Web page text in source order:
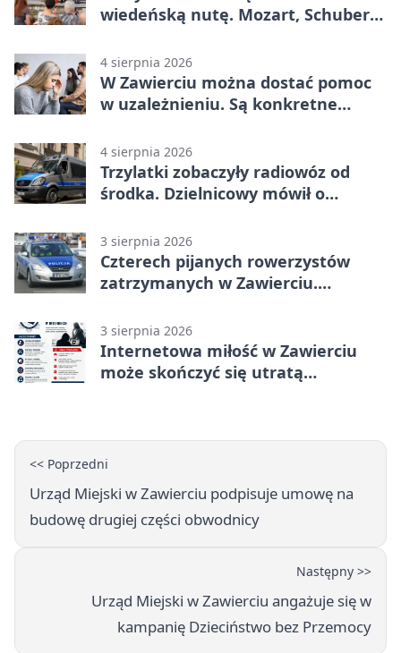
wiedeńską nutę. Mozart, Schubert i
4 sierpnia 2026
W Zawierciu można dostać pomoc
w uzależnieniu. Są konkretne
4 sierpnia 2026
Trzylatki zobaczyły radiowóz od
środka. Dzielnicowy mówił o
3 sierpnia 2026
Czterech pijanych rowerzystów
zatrzymanych w Zawierciu.
3 sierpnia 2026
Internetowa miłość w Zawierciu
może skończyć się utratą
<< Poprzedni
Urząd Miejski w Zawierciu podpisuje umowę na
budowę drugiej części obwodnicy
Następny >>
Urząd Miejski w Zawierciu angażuje się w
kampanię Dzieciństwo bez Przemocy